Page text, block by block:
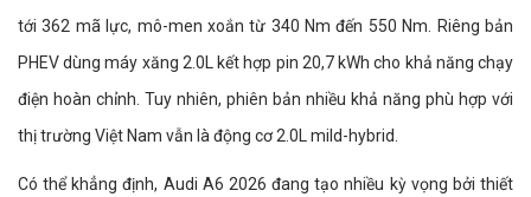
tới 362 mã lực, mô-men xoắn từ 340 Nm đến 550 Nm. Riêng bản
PHEV dùng máy xăng 2.0L kết hợp pin 20,7 kWh cho khả năng chạy
điện hoàn chỉnh. Tuy nhiên, phiên bản nhiều khả năng phù hợp với
thị trường Việt Nam vẫn là động cơ 2.0L mild-hybrid.
Có thể khẳng định, Audi A6 2026 đang tạo nhiều kỳ vọng bởi thiết